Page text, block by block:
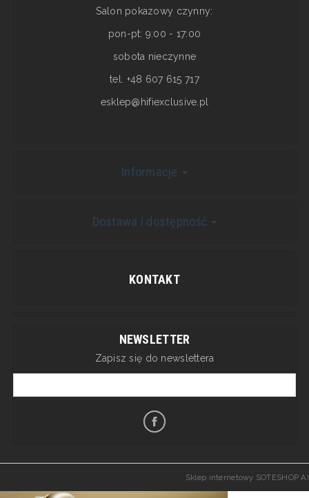
Salon pokazowy czynny:
pon-pt: 9:00 - 17:00
sobota nieczynne
tel. +48 607 615 717
esklep@hifiexclusive.pl
Informacje
Dostawa i dostępność
KONTAKT
NEWSLETTER
Zapisz się do newslettera
Sklep internetowy SOTESHOP AI